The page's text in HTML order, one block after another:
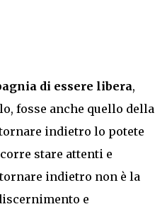
di essere libera,
fosse anche quello della
indietro lo potete
stare attenti e
indietro non è la
e